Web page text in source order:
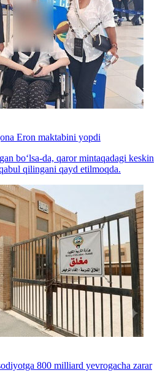
Eron maktabini yopdi
bo‘lsa-da, qaror mintaqadagi keskin
qilingani qayd etilmoqda.
800 milliard yevrogacha zarar